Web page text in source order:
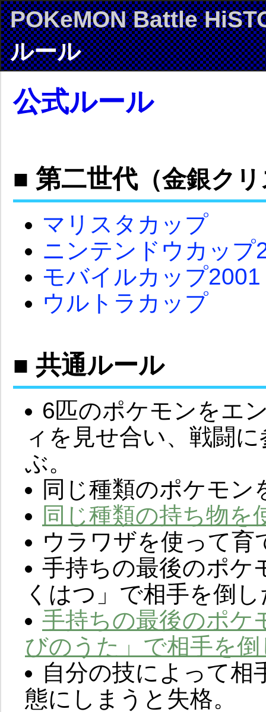
POKeMON Battle
ルール
公式ルール
■ 第二世代（金銀ク
マリスタカップ
ニンテンドウカップ
モバイルカップ2001
ウルトラカップ
■ 共通ルール
6匹のポケモンをエ
ィを見せ合い、戦闘
ぶ。
同じ種類のポケモ
同じ種類の持ち物を
ウラワザを使って育
手持ちの最後のポケ
くはつ」で相手を倒
手持ちの最後のポケ
びのうた」で相手を
自分の技によって相
態にしまうと失格。